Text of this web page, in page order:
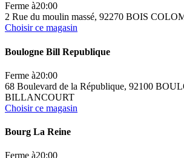
Ferme à20:00
2 Rue du moulin massé, 92270 BOIS
Choisir ce magasin
Boulogne Bill Republique
Ferme à20:00
68 Boulevard de la République, 92100
BILLANCOURT
Choisir ce magasin
Bourg La Reine
Ferme à20:00